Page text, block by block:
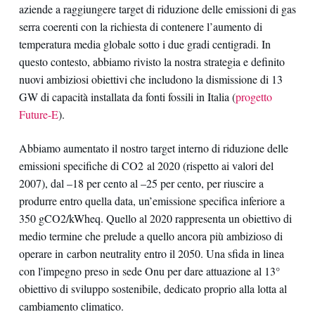
aziende a raggiungere target di riduzione delle emissioni di gas
serra coerenti con la richiesta di contenere l’aumento di
temperatura media globale sotto i due gradi centigradi. In
questo contesto, abbiamo rivisto la nostra strategia e definito
nuovi ambiziosi obiettivi che includono la dismissione di 13
GW di capacità installata da fonti fossili in Italia (progetto
Future-E).
Abbiamo aumentato il nostro target interno di riduzione delle
emissioni specifiche di CO2 al 2020 (rispetto ai valori del
2007), dal –18 per cento al –25 per cento, per riuscire a
produrre entro quella data, un’emissione specifica inferiore a
350 gCO2/kWheq. Quello al 2020 rappresenta un obiettivo di
medio termine che prelude a quello ancora più ambizioso di
operare in carbon neutrality entro il 2050. Una sfida in linea
con l'impegno preso in sede Onu per dare attuazione al 13°
obiettivo di sviluppo sostenibile, dedicato proprio alla lotta al
cambiamento climatico.